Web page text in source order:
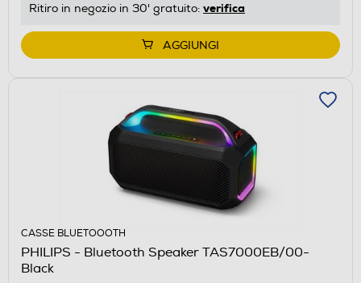
Ritiro in negozio in 30' gratuito: verifica
AGGIUNGI
CASSE BLUETOOOTH
PHILIPS - Bluetooth Speaker TAS7000EB/00-
Black